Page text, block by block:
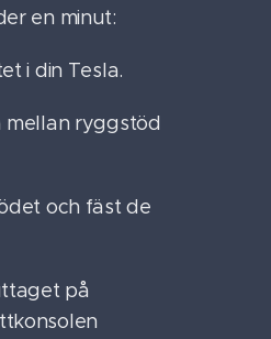
en minut:
i din Tesla.
mellan ryggstöd
och fäst de
på